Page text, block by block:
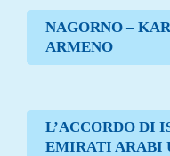
NAGORNO –
ARMENO
L’ACCORDO DI
EMIRATI ARABI